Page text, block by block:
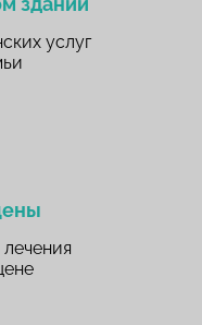
услуг